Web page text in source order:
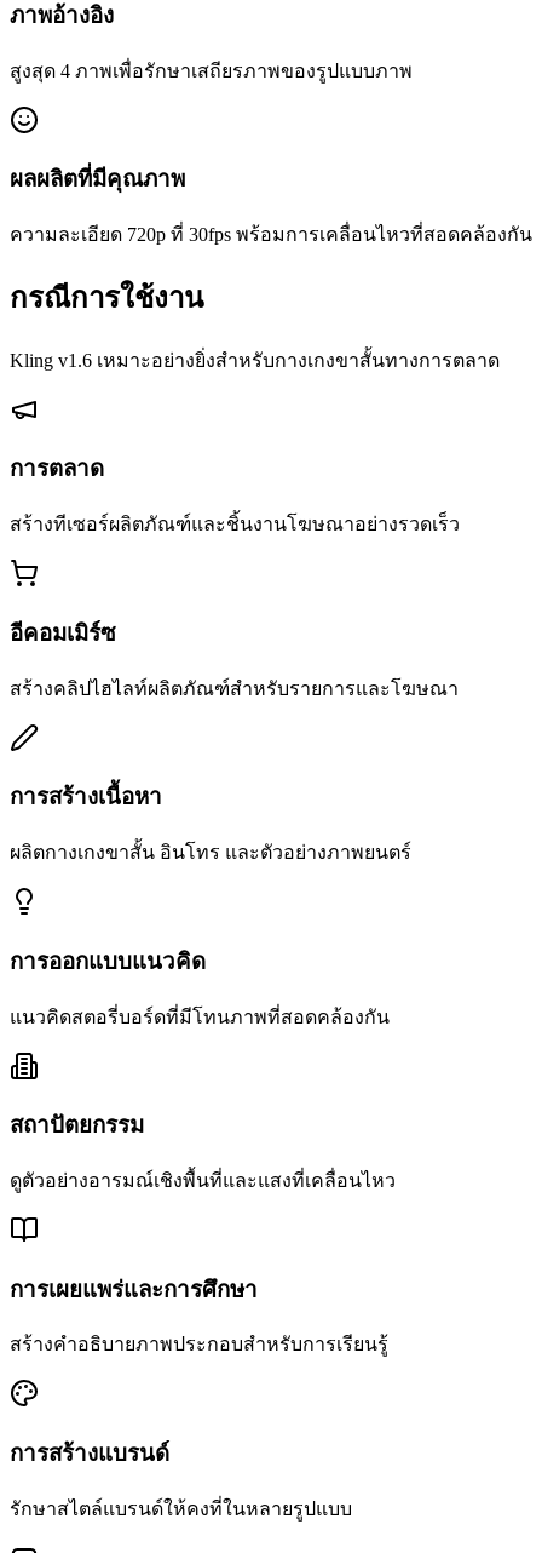
ภาพอ้างอิง
สูงสุด 4 ภาพเพื่อรักษาเสถียรภาพของรูปแบบภาพ
ผลผลิตที่มีคุณภาพ
ความละเอียด 720p ที่ 30fps พร้อมการเคลื่อนไหวที่สอดคล้องกัน
กรณีการใช้งาน
Kling v1.6 เหมาะอย่างยิ่งสําหรับกางเกงขาสั้นทางการตลาด
การตลาด
สร้างทีเซอร์ผลิตภัณฑ์และชิ้นงานโฆษณาอย่างรวดเร็ว
อีคอมเมิร์ซ
สร้างคลิปไฮไลท์ผลิตภัณฑ์สําหรับรายการและโฆษณา
การสร้างเนื้อหา
ผลิตกางเกงขาสั้น อินโทร และตัวอย่างภาพยนตร์
การออกแบบแนวคิด
แนวคิดสตอรี่บอร์ดที่มีโทนภาพที่สอดคล้องกัน
สถาปัตยกรรม
ดูตัวอย่างอารมณ์เชิงพื้นที่และแสงที่เคลื่อนไหว
การเผยแพร่และการศึกษา
สร้างคําอธิบายภาพประกอบสําหรับการเรียนรู้
การสร้างแบรนด์
รักษาสไตล์แบรนด์ให้คงที่ในหลายรูปแบบ